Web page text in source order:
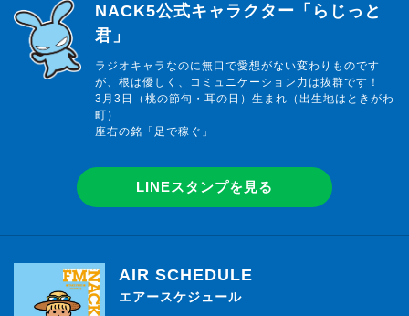
らじっと君
NACK5公式キャラクター「らじっと
君」
ラジオキャラなのに無口で愛想がない変わりものです
が、根は優しく、コミュニケーション力は抜群です！
3月3日（桃の節句・耳の日）生まれ（出生地はときがわ
町）
座右の銘「足で稼ぐ」
LINEスタンプを見る
AIR SCHEDULE
エアースケジュール